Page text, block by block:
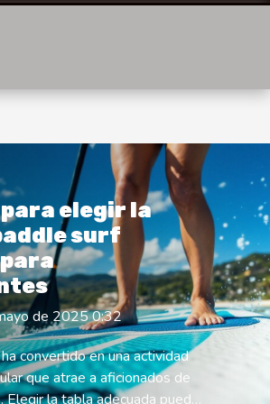
elegir la
surf
de 2025 0:32
convertido en una actividad
que atrae a aficionados de
la tabla adecuada puede